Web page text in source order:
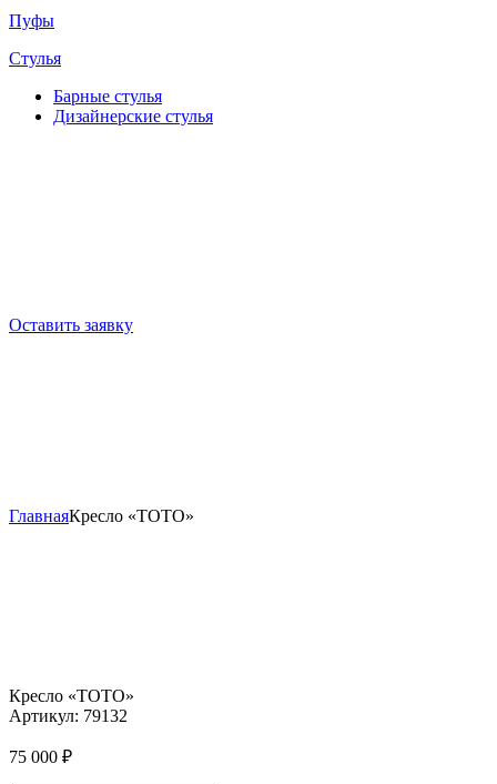
Пуфы
Стулья
Барные cтулья
Дизайнерские cтулья
Оставить заявку
ГлавнаяКресло «TOTO»
Кресло «TOTO»
Артикул: 79132
75 000 ₽